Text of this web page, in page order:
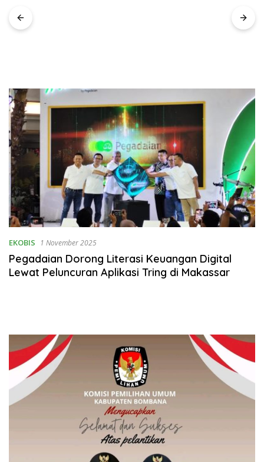
EKOBIS 1 November 2025
Pegadaian Dorong Literasi Keuangan Digital
Lewat Peluncuran Aplikasi Tring di Makassar